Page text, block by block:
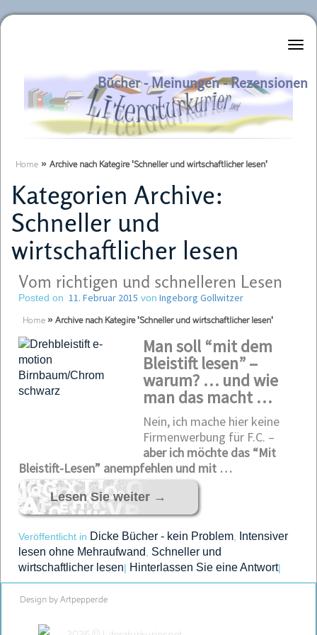
Literaturkurier.net
Bücher - Meinungen - Rezensionen
Home » Archive nach Kategire 'Schneller und wirtschaftlicher lesen'
Kategorien Archive:
Schneller und
wirtschaftlicher lesen
Vom richtigen und schnelleren Lesen
Posted on 11. Februar 2015 von Ingeborg Gollwitzer
Home » Archive nach Kategire 'Schneller und wirtschaftlicher lesen'
Man soll “mit dem
Bleistift lesen” –
warum? … und wie
man das macht …
Nein, ich mache hier keine
Firmenwerbung für F.C. –
aber ich möchte das “Mit
Bleistift-Lesen” anempfehlen und mit …
Lesen Sie weiter →
Veröffentlicht in Dicke Bücher - kein Problem
Intensiver
lesen ohne Mehraufwand
Schneller und
wirtschaftlicher lesen| Hinterlassen Sie eine Antwort|
Design by Artpepper.de